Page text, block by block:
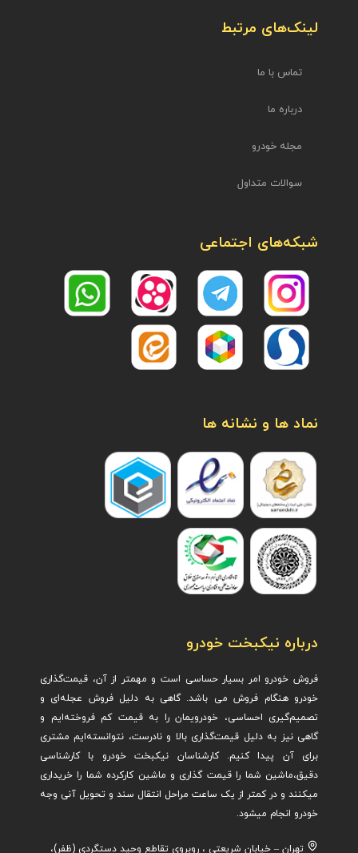
لینک‌های مرتبط
تماس با ما
درباره ما
مجله خودرو
سوالات متداول
شبکه‌های اجتماعی
نماد ها و نشانه ها
درباره نیکبخت خودرو
فروش خودرو امر بسیار حساسی است و مهمتر از آن، قیمت‌گذاری
خودرو هنگام فروش می باشد. گاهی به دلیل فروش عجله‌ای و
تصمیم‌گیری احساسی، خودرویمان را به قیمت کم فروخته‌ایم و
گاهی نیز به دلیل قیمت‌گذاری بالا و نادرست، نتوانسته‌ایم مشتری
برای آن پیدا کنیم. کارشناسان نیکبخت خودرو با کارشناسی
دقیق،ماشین شما را قیمت گذاری و ماشین کارکرده شما را خریداری
میکنند و در کمتر از یک ساعت مراحل انتقال سند و تحویل آنی وجه
خودرو انجام میشود.
تهران – خیابان شریعتی ، روبروی تقاطع وحید دستگردی (ظفر)،